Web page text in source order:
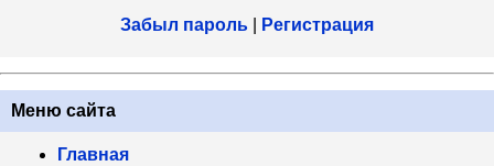
Забыл пароль Регистрация
Меню сайта
Главная